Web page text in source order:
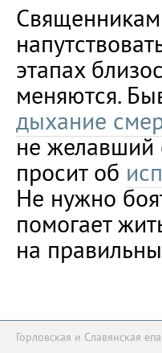
Священникам
этапах
меняются.
дыхание
не желавший
просит об
Не нужно
помогает
на
Горловская и Славянская